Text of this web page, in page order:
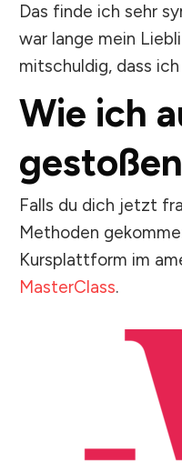
Das finde ich sehr
war lange mein
mitschuldig, dass
Wie ich
Falls du dich jetzt
Methoden
Kursplattform im
MasterClass.